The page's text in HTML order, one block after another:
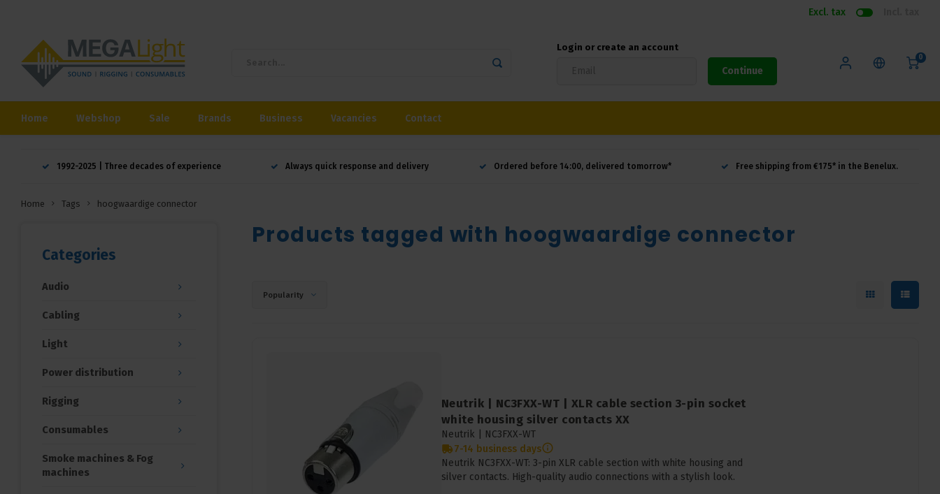
Excl. tax
Login or create an account
Continue
0
Home Webshop Sale Brands Business Vacancies Contact
1992-2025 | Three decades of experience Always quick response and delivery Ordered before 14:00, delivered tomorrow* Free shipping from €175* in the Benelux.
Home Tags hoogwaardige connector
Categories
Audio
Cabling
Light
Power distribution
Rigging
Consumables
Smoke machines & Fog
machines
Products tagged with hoogwaardige connector
Popularity
Neutrik | NC3FXX-WT | XLR cable section 3-pin socket
white housing silver contacts XX
Neutrik |
NC3FXX-WT
7-14 business days
Neutrik NC3FXX-WT: 3-pin XLR cable section with white housing and
silver contacts. High-quality audio connections with a stylish look.